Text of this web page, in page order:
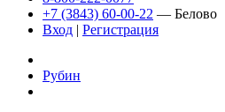
+7 (3843) 60-00-22 — Белово
Вход | Регистрация
Рубин